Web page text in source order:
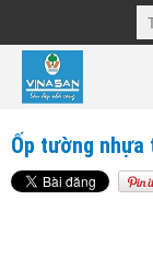
Ốp tường nhựa